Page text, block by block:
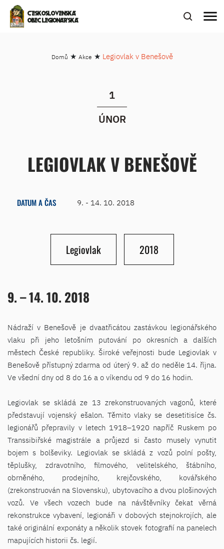
ČESKOSLOVENSKÁ
OBEC LEGIONÁŘSKÁ
menu
Domů ★ Akce ★ Legiovlak v Benešově
1
ÚNOR
LEGIOVLAK V BENEŠOVĚ
DATUM A ČAS 9. - 14. 10. 2018
Legiovlak 2018
9. – 14. 10. 2018
Nádraží v Benešově je dvaatřicátou zastávkou legionářského
vlaku při jeho letošním putování po okresních a dalších
městech České republiky. Široké veřejnosti bude Legiovlak v
Benešově přístupný zdarma od úterý 9. až do neděle 14. října.
Ve všední dny od 8 do 16 a o víkendu od 9 do 16 hodin.
Legiovlak se skládá ze 13 zrekonstruovaných vagonů, které
představují vojenský ešalon. Těmito vlaky se desetitisíce čs.
legionářů přepravily v letech 1918–1920 napříč Ruskem po
Transsibiřské magistrále a průjezd si často musely vynutit
bojem s bolševiky. Legiovlak se skládá z vozů polní pošty,
těplušky, zdravotního, filmového, velitelského, štábního,
obrněného, prodejního, krejčovského, kovářského
(zrekonstruován na Slovensku), ubytovacího a dvou plošinových
vozů. Ve všech vozech bude na návštěvníky čekat věrná
rekonstrukce vybavení, legionáři v dobových stejnokrojích, ale
také originální exponáty a několik stovek fotografií na panelech
mapujících historii čs. legií.